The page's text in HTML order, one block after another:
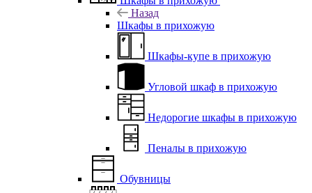
Назад
Шкафы в прихожую
Шкафы-купе в прихожую
Угловой шкаф в прихожую
Недорогие шкафы в прихожую
Пеналы в прихожую
Обувницы